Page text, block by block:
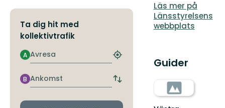
Ta dig hit med
kollektivtrafik
Avresa
A
Hitta
hållplats
Ankomst
B
Byt
och
Läs mer på
Länsstyrelsens
webbplats
Guider